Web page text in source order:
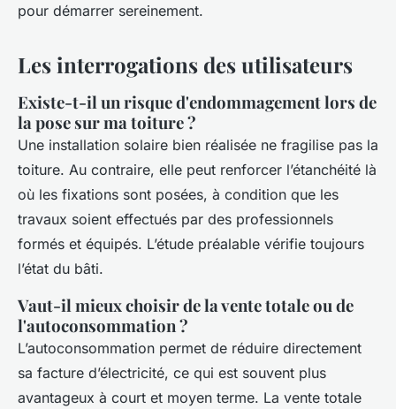
pour démarrer sereinement.
Les interrogations des utilisateurs
Existe-t-il un risque d'endommagement lors de
la pose sur ma toiture ?
Une installation solaire bien réalisée ne fragilise pas la
toiture. Au contraire, elle peut renforcer l’étanchéité là
où les fixations sont posées, à condition que les
travaux soient effectués par des professionnels
formés et équipés. L’étude préalable vérifie toujours
l’état du bâti.
Vaut-il mieux choisir de la vente totale ou de
l'autoconsommation ?
L’autoconsommation permet de réduire directement
sa facture d’électricité, ce qui est souvent plus
avantageux à court et moyen terme. La vente totale